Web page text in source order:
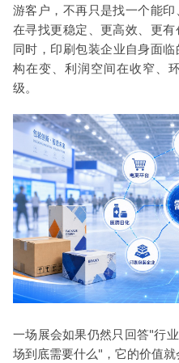
游客户，不再只是找一个能
在寻找更稳定、更高效、更
同时，印刷包装企业自身面
构在变、利润空间在收窄、
级。
一场展会如果仍然只回答"行
场到底需要什么"，它的价值就